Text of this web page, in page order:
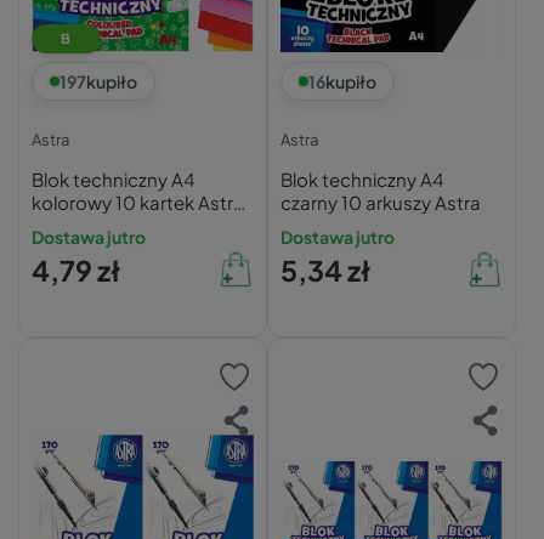
B
197kupiło
Astra
Blok techniczny A4
kolorowy 10 kartek Astra
170g
Dostawa jutro
4,79 zł
16kupiło
Astra
Blok techniczny A4
czarny 10 arkuszy Astra
Dostawa jutro
5,34 zł